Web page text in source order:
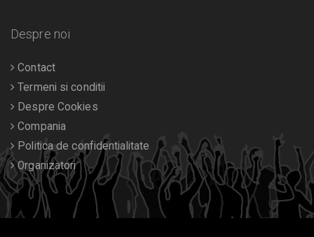
Despre noi
Contact
Termeni si conditii
Despre Cookies
Compania
Politica de confidentialitate
Organizatori